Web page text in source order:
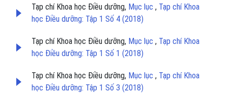
Tạp chí Khoa học Điều dưỡng, Mục lục , Tạp chí Khoa
học Điều dưỡng: Tập 1 Số 4 (2018)
Tạp chí Khoa học Điều dưỡng, Mục lục , Tạp chí Khoa
học Điều dưỡng: Tập 1 Số 1 (2018)
Tạp chí Khoa học Điều dưỡng, Mục lục , Tạp chí Khoa
học Điều dưỡng: Tập 1 Số 3 (2018)